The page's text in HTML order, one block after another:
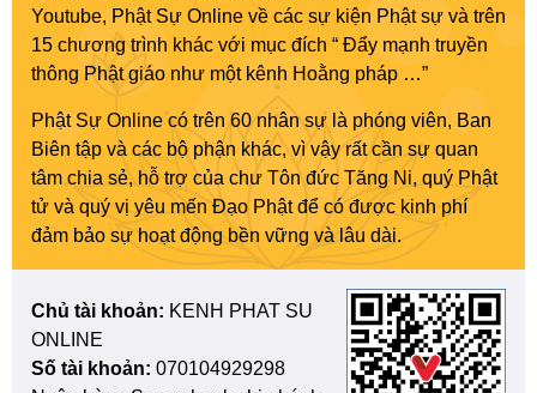
Youtube, Phật Sự Online về các sự kiện Phật sự và trên
15 chương trình khác với mục đích “ Đẩy mạnh truyền
thông Phật giáo như một kênh Hoằng pháp …”
Phật Sự Online có trên 60 nhân sự là phóng viên, Ban
Biên tập và các bộ phận khác, vì vậy rất cần sự quan
tâm chia sẻ, hỗ trợ của chư Tôn đức Tăng Ni, quý Phật
tử và quý vị yêu mến Đạo Phật để có được kinh phí
đảm bảo sự hoạt động bền vững và lâu dài.
Chủ tài khoản: KENH PHAT SU
ONLINE
Số tài khoản: 070104929298